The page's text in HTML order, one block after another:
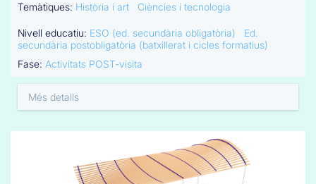
Temàtiques: Història i art Ciències i tecnologia
Nivell educatiu: ESO (ed. secundària obligatòria)
Ed.
secundària postobligatòria (batxillerat i cicles formatius)
Fase: Activitats POST-visita
Més detalls